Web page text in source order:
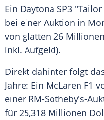
Ein Daytona SP3
bei einer Auktion in
von glatten 26
inkl. Aufgeld).
Direkt dahinter folgt
Jahre: Ein McLaren F1
einer RM-Sotheby's-
für 25,318 Millionen